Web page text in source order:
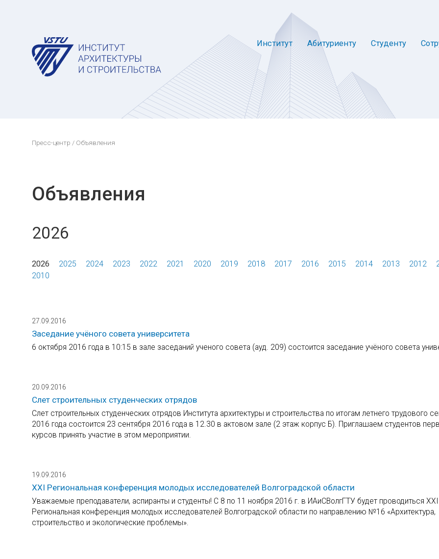
Институт Абитуриенту Студенту
Пресс-центр / Объявления
Объявления
2026
2026 2025 2024 2023 2022 2021 2020 2019 2018 2017 2016 2015 2014 2013 2012
2010
27.09.2016
Заседание учёного совета университета
6 октября 2016 года в 10:15 в зале заседаний ученого совета (ауд. 209) состоится заседание учёного совета
20.09.2016
Слет строительных студенческих отрядов
Слет строительных студенческих отрядов Института архитектуры и строительства по итогам летнего трудового
2016 года состоится 23 сентября 2016 года в 12.30 в актовом зале (2 этаж корпус Б). Приглашаем студентов
курсов принять участие в этом мероприятии.
19.09.2016
XХI Региональная конференция молодых исследователей Волгоградской области
Уважаемые преподаватели, аспиранты и студенты! С 8 по 11 ноября 2016 г. в ИАиСВолгГТУ будет проводиться XХI
Региональная конференция молодых исследователей Волгоградской области по направлению №16 «Архитектура,
строительство и экологические проблемы».